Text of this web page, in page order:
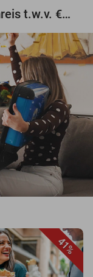
Maak gratis kans op een droomreis t.w.v. €3.000!
41%